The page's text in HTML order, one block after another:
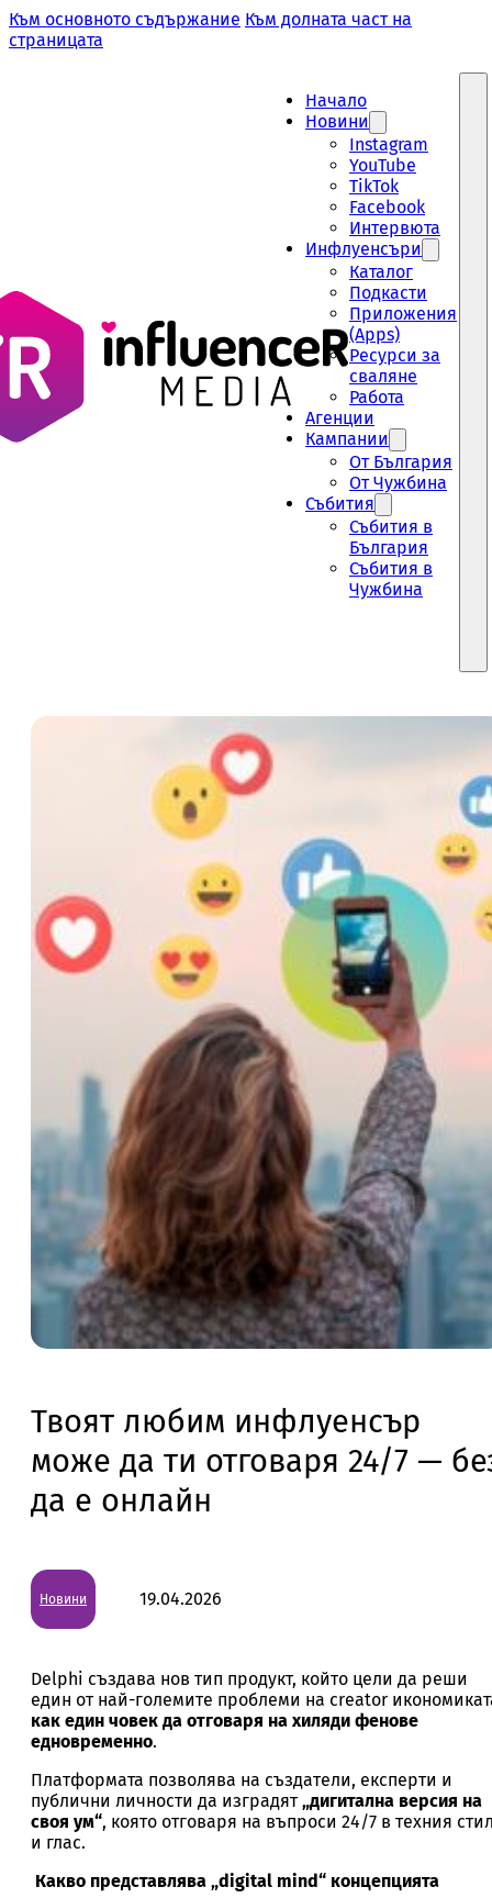
Към основното съдържание Към долната част на
страницата
Начало
Новини
Instagram
YouTube
TikTok
Facebook
Интервюта
Инфлуенсъри
Каталог
Подкасти
Приложения
(Apps)
Ресурси за
сваляне
Работа
Aгенции
Кампании
От България
От Чужбина
Събития
Събития в
България
Събития в
Чужбина
Твоят любим инфлуенсър
може да ти отговаря 24/7 —
да е онлайн
Новини 19.04.2026
Delphi създава нов тип продукт, който цели да реши
един от най-големите проблеми на creator
как един човек да отговаря на хиляди фенове
едновременно.
Платформата позволява на създатели, експерти и
публични личности да изградят„дигитална версия на
своя ум“, която отговаря на въпроси 24/7 в техния
и глас.
Какво представлява „digital mind“ концепцията